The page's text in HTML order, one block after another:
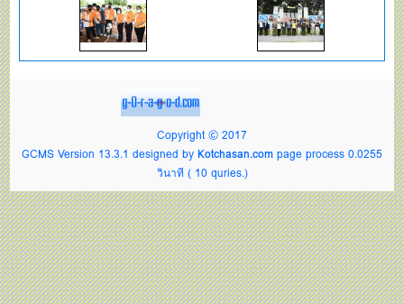
Copyright © 2017
GCMS Version 13.3.1 designed by Kotchasan.com page process 0.0255
วินาที ( 10 quries.)